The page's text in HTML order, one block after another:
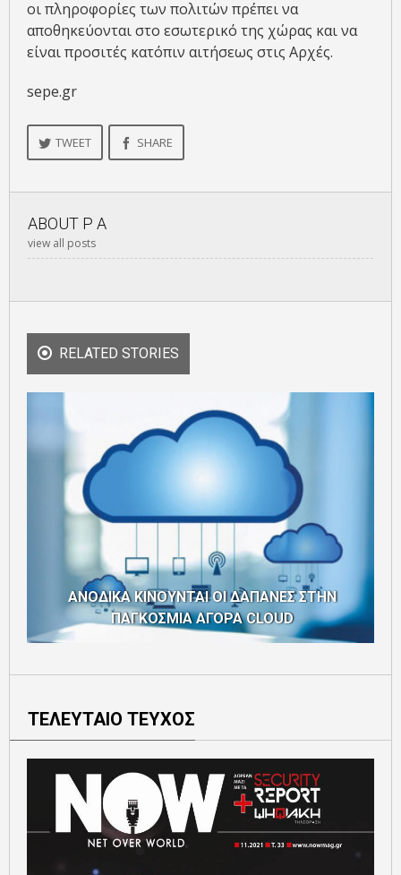
οι πληροφορίες των πολιτών πρέπει να
αποθηκεύονται στο εσωτερικό της χώρας και να
είναι προσιτές κατόπιν αιτήσεως στις Αρχές.
sepe.gr
TWEET SHARE
ABOUT P A
view all posts
RELATED STORIES
ΑΝΟΔΙΚΑ ΚΙΝΟΥΝΤΑΙ ΟΙ ΔΑΠΑΝΕΣ ΣΤΗΝ
ΠΑΓΚΟΣΜΙΑ ΑΓΟΡΑ CLOUD
ΤΕΛΕΥΤΑΙΟ ΤΕΥΧΟΣ